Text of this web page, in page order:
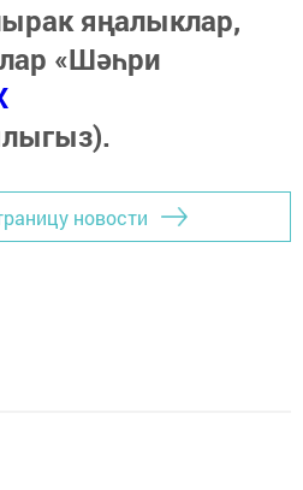
яңалыклар,
«Шәһри
новости